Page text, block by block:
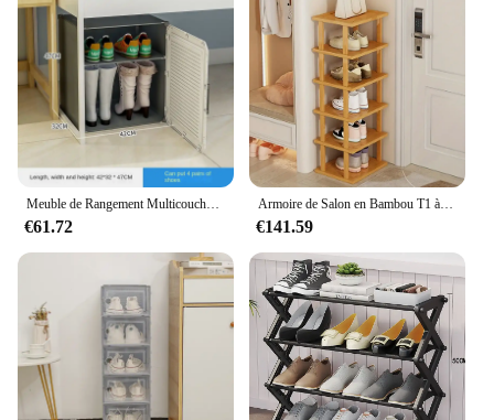
Meuble de Rangement Multicouche pour Chaussures, Meuble T1, Chambre à Coucher, Couloir, Maison Moderne, Anti-Poussière, Luminerack, Salon, Nouveau
€61.72
Armoire de Salon en Bambou T1 à 6 Couches, Support Empilable, Étagère de Rangement pour Chaussures, Meubles d'Entrée
€141.59